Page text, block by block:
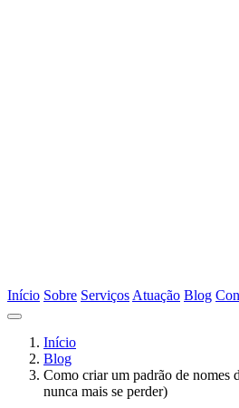
Início Sobre Serviços Atuação Blog
Início
Blog
Como criar um padrão de nomes
nunca mais se perder)